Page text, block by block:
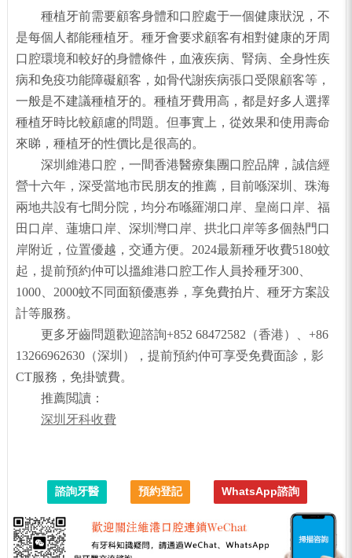
種植牙前需要顧客身體和口腔處于一個健康狀況，不
是每個人都能種植牙。種牙會要求顧客有相對健康的牙周
口腔環境和較好的身體條件，血液疾病、腎病、全身性疾
病和免疫功能障礙顧客，如骨代謝疾病張口受限顧客等，
一般是不建議種植牙的。種植牙費用高，都是好多人選擇
種植牙時比較顧慮的問題。但事實上，從效果和使用壽命
來睇，種植牙的性價比是很高的。
深圳維港口腔，一間香港醫療集團口腔品牌，誠信經
營十六年，深受當地市民朋友的推薦，目前喺深圳、珠海
兩地共設有七間分院，均分布喺羅湖口岸、皇崗口岸、福
田口岸、蓮塘口岸、深圳灣口岸、拱北口岸等多個熱門口
岸附近，位置優越，交通方便。2024最新種牙收費5180蚊
起，提前預約仲可以搵維港口腔工作人員拎種牙300、
1000、2000蚊不同面額優惠券，享免費拍片、種牙方案設
計等服務。
更多牙齒問題歡迎諮詢+852 68472582（香港）、+86
13266962630（深圳），提前預約仲可享受免費面診，影
CT服務，免掛號費。
推薦閲讀：
深圳牙科收費
諮詢牙醫 預約登記 WhatsApp諮詢